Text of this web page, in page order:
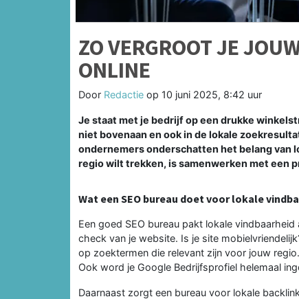
ZO VERGROOT JE
ONLINE
Door Redactie op 10 juni 2025, 8:42 uur
Je staat met je bedrijf op een drukke
niet bovenaan en ook in de lokale
ondernemers onderschatten het belang van
regio wilt trekken, is samenwerken met een
Wat een SEO bureau doet voor lokale
Een goed SEO bureau pakt lokale
check van je website. Is je site
op zoektermen die relevant zijn voor jouw
Ook word je Google Bedrijfsprofiel helemaal
Daarnaast zorgt een bureau voor lokale